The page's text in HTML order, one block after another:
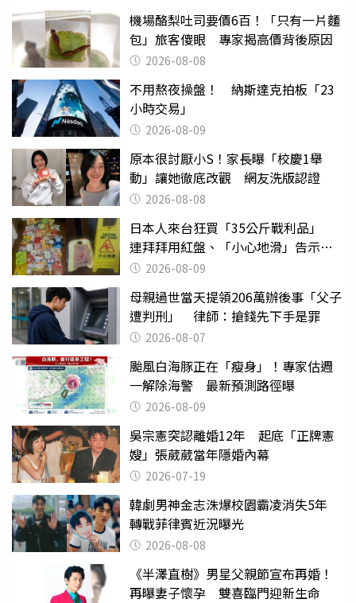
機場酪梨吐司要價6百！「只有一片麵
包」旅客傻眼 專家揭高價背後原因
2026-08-08
不用熬夜操盤！ 納斯達克拍板「23
小時交易」
2026-08-09
原本很討厭小S！家長曝「校慶1舉
動」讓她徹底改觀 網友洗版認證
2026-08-08
日本人來台狂買「35公斤戰利品」
連拜拜用紅盤、「小心地滑」告示牌
也帶回家
2026-08-09
母親過世當天提領206萬辦後事「父子
遭判刑」 律師：搶錢先下手是罪
2026-08-07
颱風白海豚正在「瘦身」！專家估週
一解除海警 最新預測路徑曝
2026-08-09
吳宗憲突認離婚12年 起底「正牌憲
嫂」張葳葳當年隱婚內幕
2026-07-19
韓劇男神金志洙爆校園霸凌消失5年
轉戰菲律賓近況曝光
2026-08-08
《半澤直樹》男星父親節宣布再婚！
再曝妻子懷孕 雙喜臨門迎新生命